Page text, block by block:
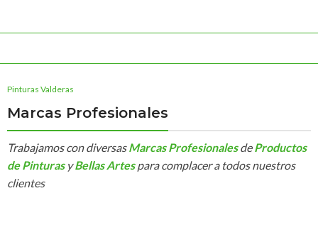
Pinturas Valderas
Marcas Profesionales
Trabajamos con diversasMarcas Profesionales deProductos
de Pinturas yBellas Artespara complacer a todos nuestros
clientes